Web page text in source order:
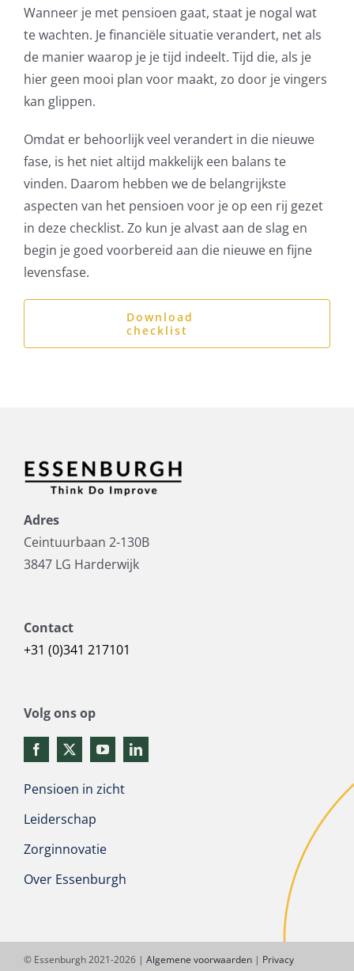
Wanneer je met pensioen gaat, staat je nogal wat
te wachten. Je financiële situatie verandert, net als
de manier waarop je je tijd indeelt. Tijd die, als je
hier geen mooi plan voor maakt, zo door je vingers
kan glippen.
Omdat er behoorlijk veel verandert in die nieuwe
fase, is het niet altijd makkelijk een balans te
vinden. Daarom hebben we de belangrijkste
aspecten van het pensioen voor je op een rij gezet
in deze checklist. Zo kun je alvast aan de slag en
begin je goed voorbereid aan die nieuwe en fijne
levensfase.
Download
checklist
Adres
Ceintuurbaan 2-130B
3847 LG Harderwijk
Contact
+31 (0)341 217101
Volg ons op
Pensioen in zicht
Leiderschap
Zorginnovatie
Over Essenburgh
© Essenburgh 2021-2026 | Algemene voorwaarden| Privacy